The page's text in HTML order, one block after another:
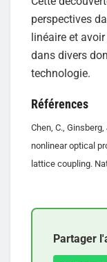
perspectives
linéaire et
dans divers
technologie.
Références
Chen, C.,
nonlinear optical
lattice coupling.
Partager